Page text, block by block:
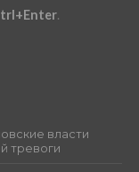
.
власти
тревоги